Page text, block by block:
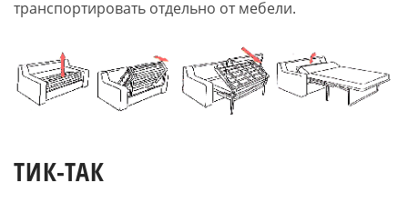
транспортировать отдельно от мебели.
ТИК-ТАК